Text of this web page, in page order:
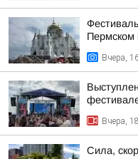
Пермском
Вчера,
Вчера,
Сила,